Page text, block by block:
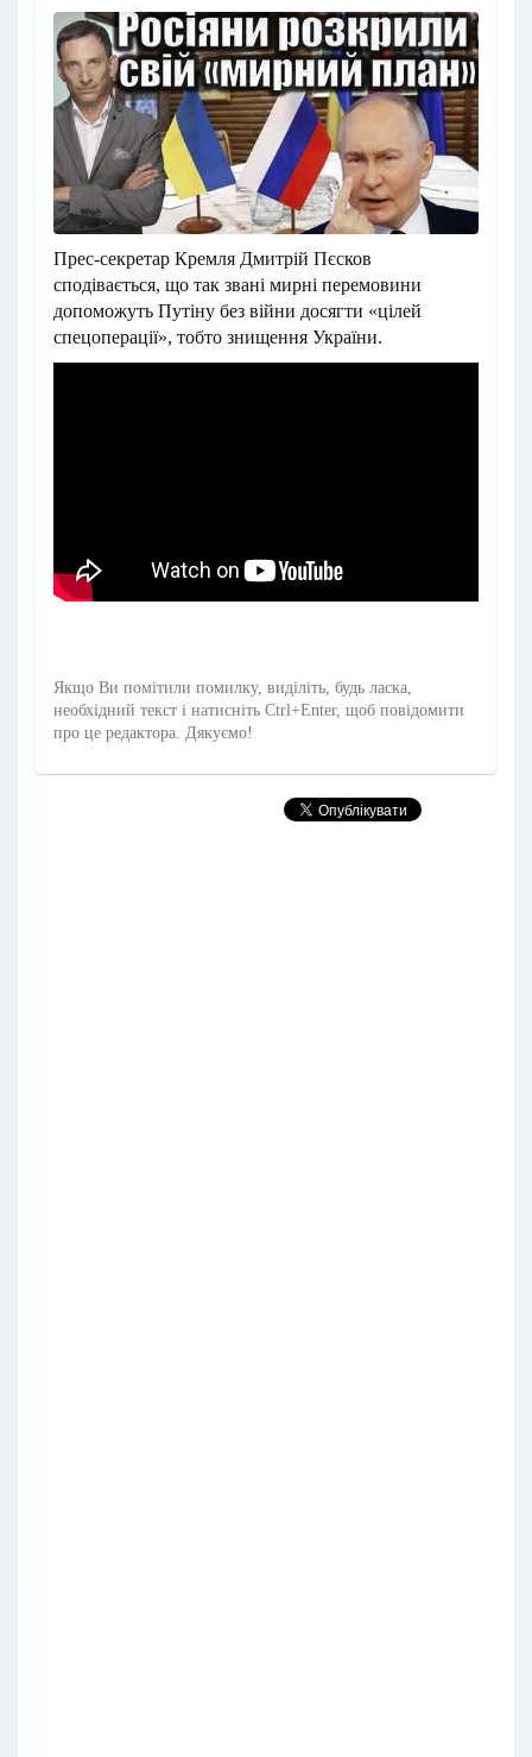
Прес-секретар Кремля Дмитрій Пєсков
сподівається, що так звані мирні перемовини
допоможуть Путіну без війни досягти «цілей
спецоперації», тобто знищення України.
Якщо Ви помітили помилку, виділіть, будь ласка,
необхідний текст і натисніть Ctrl+Enter, щоб повідомити
про це редактора. Дякуємо!